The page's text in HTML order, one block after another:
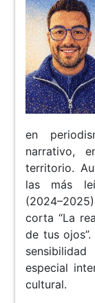
en
narrativo,
territorio.
las más
corta “La
de tus
especial
cultural.